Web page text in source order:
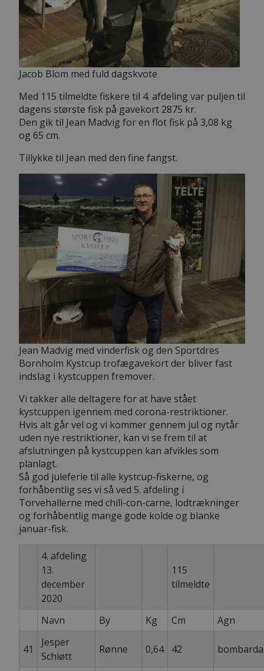
Jacob Blom med fuld dagskvote
Med 115 tilmeldte fiskere til 4. afdeling var puljen til
dagens største fisk på gavekort 2875 kr.
Den gik til Jean Madvig for en flot fisk på 3,08 kg
og 65 cm.
Tillykke til Jean med den fine fangst.
Jean Madvig med vinderfisk og den Sportdres
Bornholm Kystcup trofægavekort der bliver fast
indslag i kystcuppen fremover.
Vi takker alle deltagere for at have stået
kystcuppen igennem med corona-restriktioner.
Hvis alt går vel og vi kommer gennem jul og nytår
uden nye restriktioner, kan vi se frem til at
afslutningen på kystcuppen kan afvikles som
planlagt.
Så god juleferie til alle kystcup-fiskerne, og
forhåbentlig ses vi så ved 5. afdeling i
Torvehallerne med chili-con-carne, lodtrækninger
og forhåbentlig mange gode kolde og blanke
januar-fisk.
4. afdeling
13.
december
2020
115
tilmeldte
Navn By Kg Cm Agn
41
Jesper
Schiøtt
Rønne 0,64 42 bombarda